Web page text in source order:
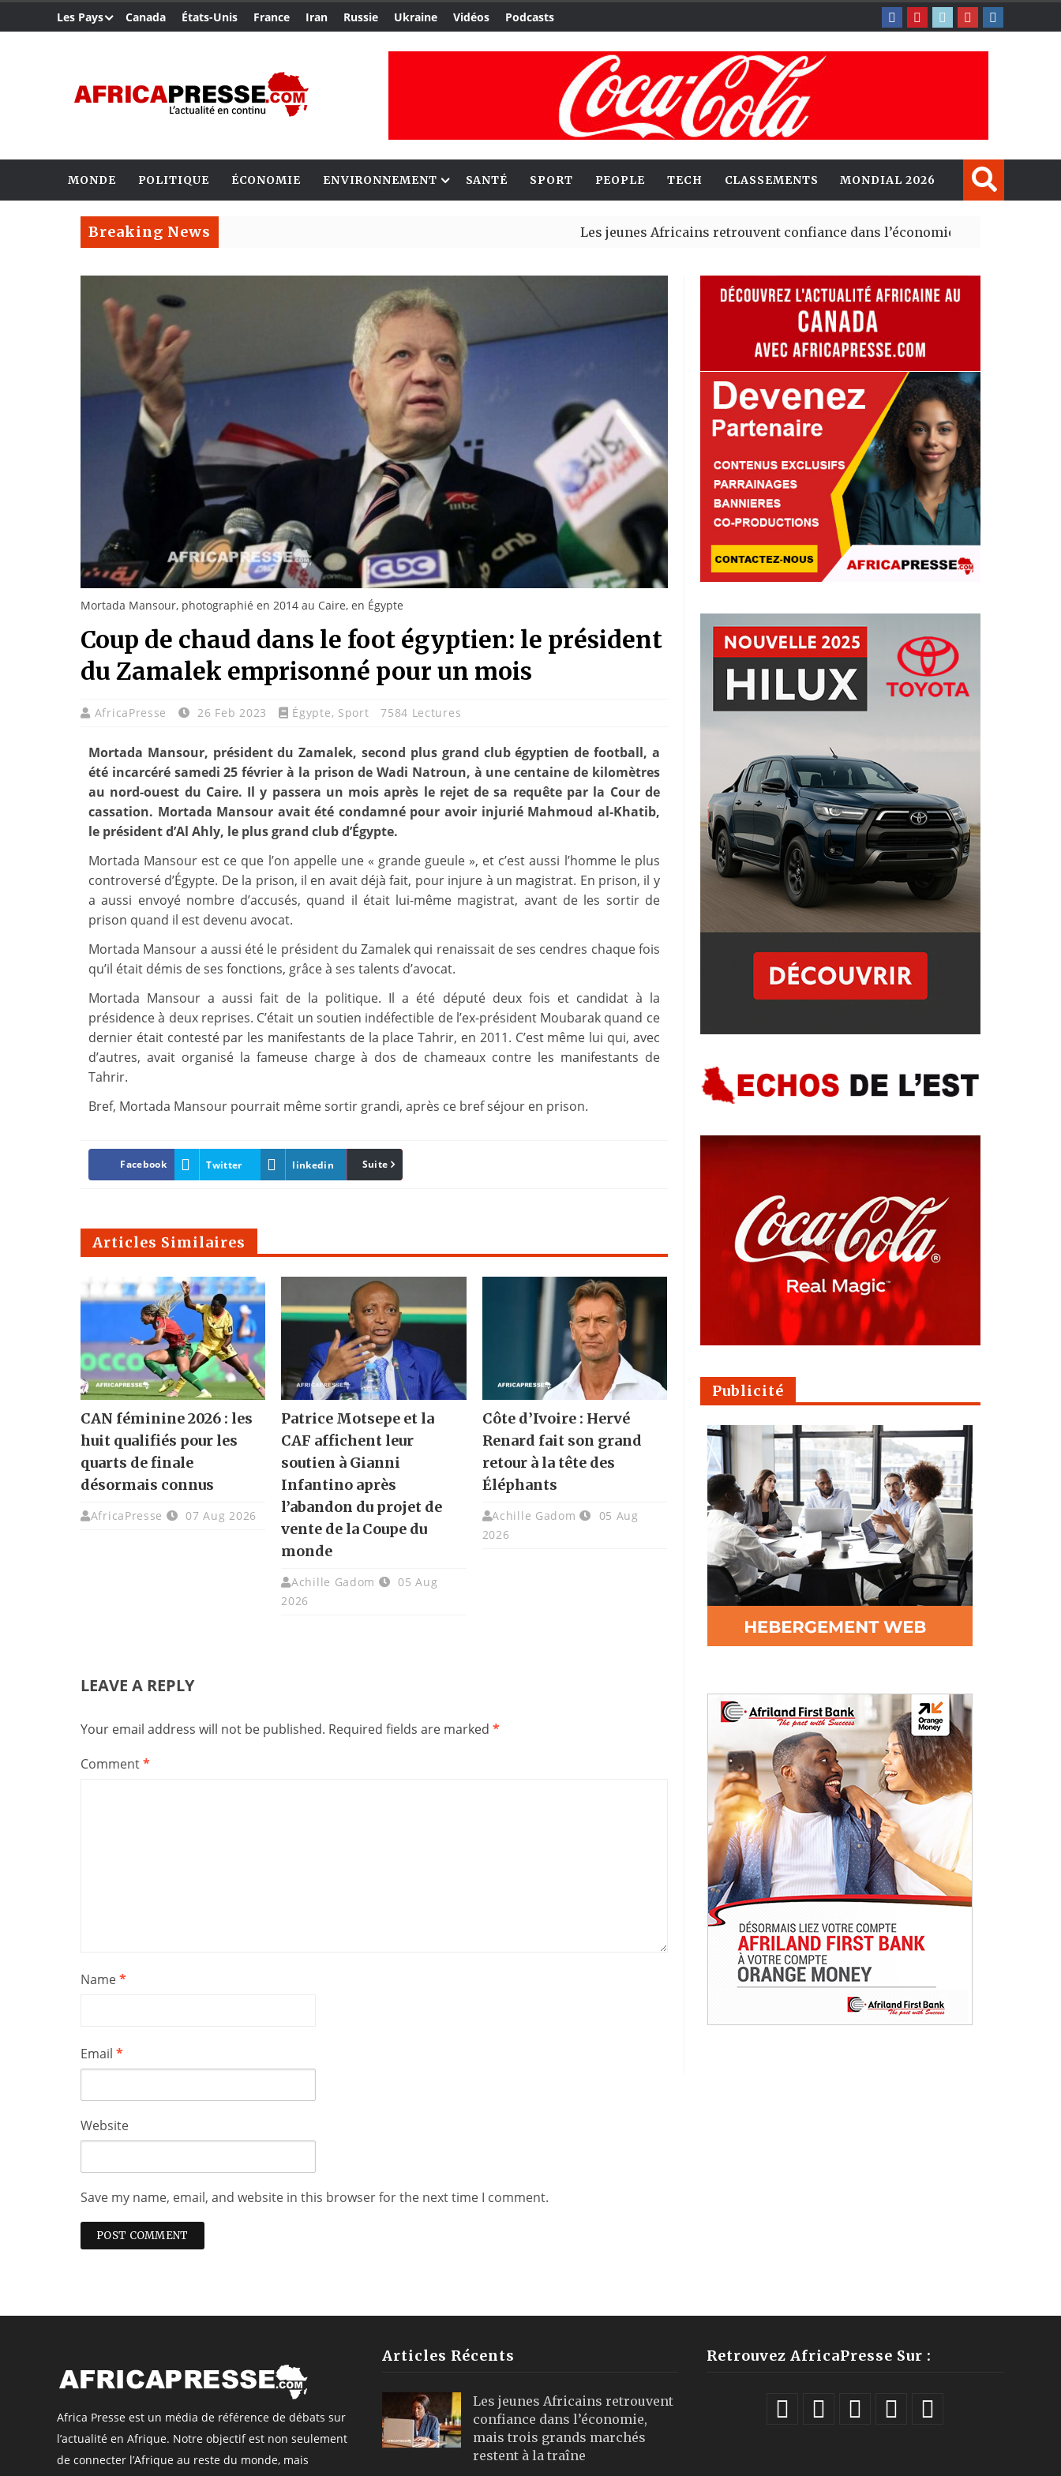
Les Pays Canada États-Unis France Iran Russie Ukraine Vidéos Podcasts
MONDE POLITIQUE ÉCONOMIE ENVIRONNEMENT SANTÉ SPORT PEOPLE TECH CLASSEMENTS MONDIAL 2026
Breaking News Les jeunes Africains retrouvent confiance dans l’économie, mais trois grands
Mortada Mansour, photographié en 2014 au Caire, en Égypte
Coup de chaud dans le foot égyptien: le président
du Zamalek emprisonné pour un mois
AfricaPresse 26 Feb 2023 Égypte, Sport 7584 Lectures
Mortada Mansour, président du Zamalek, second plus grand club égyptien de football, a
été incarcéré samedi 25 février à la prison de Wadi Natroun, à une centaine de kilomètres
au nord-ouest du Caire. Il y passera un mois après le rejet de sa requête par la Cour de
cassation. Mortada Mansour avait été condamné pour avoir injurié Mahmoud al-Khatib,
le président d’Al Ahly, le plus grand club d’Égypte.
Mortada Mansour est ce que l’on appelle une « grande gueule », et c’est aussi l’homme le plus
controversé d’Égypte. De la prison, il en avait déjà fait, pour injure à un magistrat. En prison, il y
a aussi envoyé nombre d’accusés, quand il était lui-même magistrat, avant de les sortir de
prison quand il est devenu avocat.
Mortada Mansour a aussi été le président du Zamalek qui renaissait de ses cendres chaque fois
qu’il était démis de ses fonctions, grâce à ses talents d’avocat.
Mortada Mansour a aussi fait de la politique. Il a été député deux fois et candidat à la
présidence à deux reprises. C’était un soutien indéfectible de l’ex-président Moubarak quand ce
dernier était contesté par les manifestants de la place Tahrir, en 2011. C’est même lui qui, avec
d’autres, avait organisé la fameuse charge à dos de chameaux contre les manifestants de
Tahrir.
Bref, Mortada Mansour pourrait même sortir grandi, après ce bref séjour en prison.
Facebook Twitter linkedin Pinterest
Suite
Articles Similaires
CAN féminine 2026 : les
huit qualifiés pour les
quarts de finale
désormais connus
AfricaPresse 07 Aug 2026
Patrice Motsepe et la
CAF affichent leur
soutien à Gianni
Infantino après
l’abandon du projet de
vente de la Coupe du
monde
Achille Gadom
05 Aug
2026
Côte d’Ivoire : Hervé
Renard fait son grand
retour à la tête des
Éléphants
Achille Gadom
05 Aug
2026
LEAVE A REPLY
Your email address will not be published. Required fields are marked *
Comment*
Name*
Email *
Website
Save my name, email, and website in this browser for the next time I comment.
Publicité
Africa Presse est un média de référence de débats sur
l’actualité en Afrique. Notre objectif est non seulement
de connecter l’Afrique au reste du monde, mais
Articles Récents
Les jeunes Africains retrouvent
confiance dans l’économie,
mais trois grands marchés
restent à la traîne
Retrouvez AfricaPresse Sur :